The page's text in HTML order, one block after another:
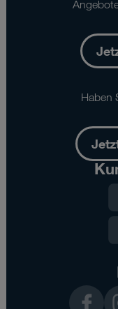
Haben
InstagramTikTok